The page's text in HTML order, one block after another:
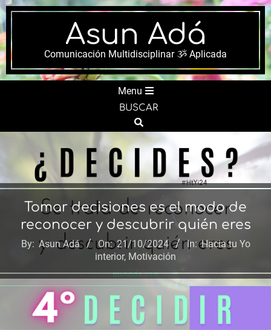
Skip
to
content
Asun Adá
Comunicación Multidisciplinar ૐ Aplicada
Menu
BUSCAR
Search
Tomar decisiones es el modo de
reconocer y descubrir quién eres
By: Asun Adá On: 21/10/2024 In: Hacia tu Yo
interior, Motivación